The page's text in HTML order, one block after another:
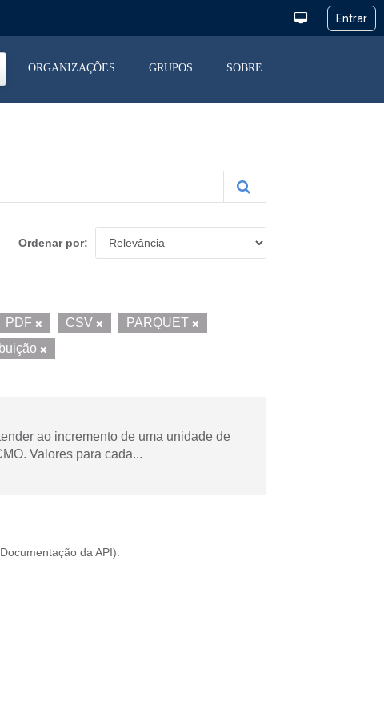
ORGANIZAÇÕES GRUPOS SOBRE
Ordenar por
PDF CSV
PARQUET
ao incremento de uma unidade de
Valores para cada...
Documentação da API ).